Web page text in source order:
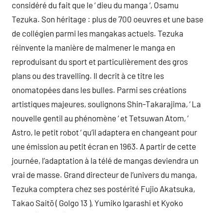
considéré du fait que le ‘ dieu du manga ‘, Osamu
Tezuka. Son héritage : plus de 700 oeuvres et une base
de collégien parmi les mangakas actuels. Tezuka
réinvente la manière de malmener le manga en
reproduisant du sport et particulièrement des gros
plans ou des travelling. Il decrit à ce titre les
onomatopées dans les bulles. Parmi ses créations
artistiques majeures, soulignons Shin-Takarajima, ‘ La
nouvelle gentil au phénomène ‘ et Tetsuwan Atom, ‘
Astro, le petit robot ‘ qu’il adaptera en changeant pour
une émission au petit écran en 1963. A partir de cette
journée, l’adaptation à la télé de mangas deviendra un
vrai de masse. Grand directeur de l’univers du manga,
Tezuka comptera chez ses postérité Fujio Akatsuka,
Takao Saitō ( Golgo 13 ), Yumiko Igarashi et Kyoko